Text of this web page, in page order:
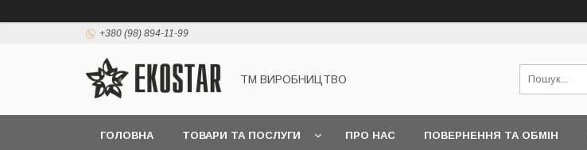
+380 (98) 894-11-99
ТМ ВИРОБНИЦТВО
ГОЛОВНА ТОВАРИ ТА ПОСЛУГИ ПРО НАС ПОВЕРНЕННЯ ТА ОБМІН